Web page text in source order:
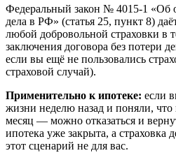
Федеральный закон № 4015-1 «Об
дела в РФ» (статья 25, пункт 8)
любой добровольной страховки в
заключения договора без потери
если вы ещё не пользовались
страховой случай).
Применительно к ипотеке: если
жизни неделю назад и поняли, что
месяц — можно отказаться и
ипотека уже закрыта, а страховка
этот сценарий не для вас.